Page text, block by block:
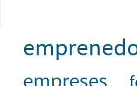
empreses